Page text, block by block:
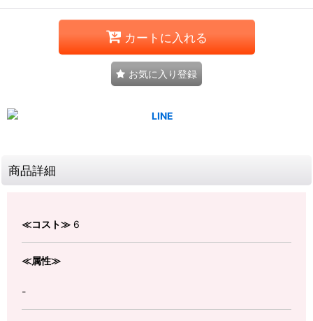
カートに入れる
お気に入り登録
商品詳細
≪コスト≫ 6
≪属性≫
-